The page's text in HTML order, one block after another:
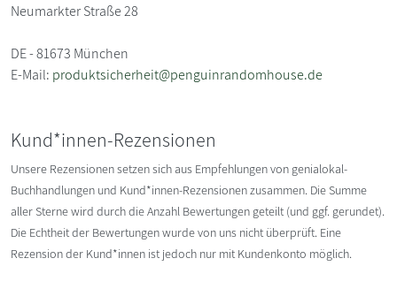
Neumarkter Straße 28
DE - 81673 München
E-Mail: produktsicherheit@penguinrandomhouse.de
Kund*innen-Rezensionen
Unsere Rezensionen setzen sich aus Empfehlungen von genialokal-
Buchhandlungen und Kund*innen-Rezensionen zusammen. Die Summe
aller Sterne wird durch die Anzahl Bewertungen geteilt (und ggf. gerundet).
Die Echtheit der Bewertungen wurde von uns nicht überprüft. Eine
Rezension der Kund*innen ist jedoch nur mit Kundenkonto möglich.